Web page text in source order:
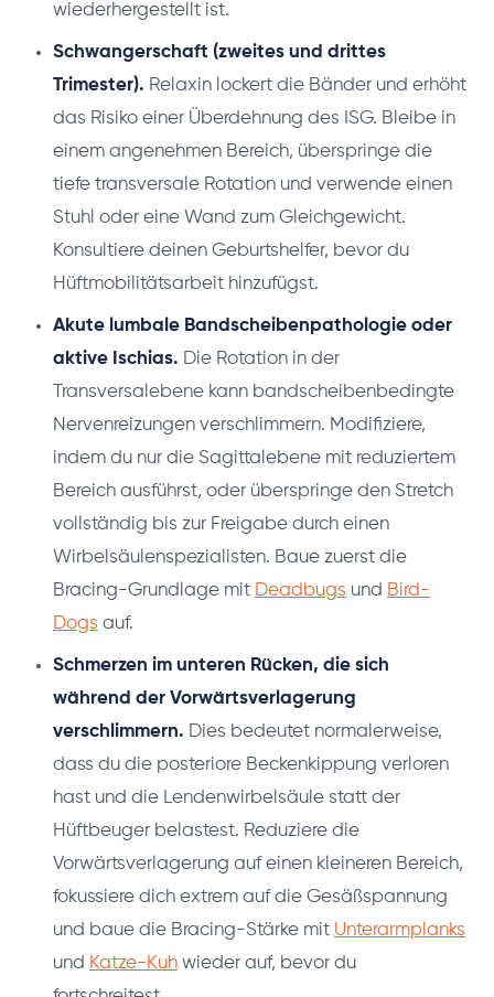
wiederhergestellt ist.
Schwangerschaft (zweites und drittes
Trimester). Relaxin lockert die Bänder und erhöht
das Risiko einer Überdehnung des ISG. Bleibe in
einem angenehmen Bereich, überspringe die
tiefe transversale Rotation und verwende einen
Stuhl oder eine Wand zum Gleichgewicht.
Konsultiere deinen Geburtshelfer, bevor du
Hüftmobilitätsarbeit hinzufügst.
Akute lumbale Bandscheibenpathologie oder
aktive Ischias. Die Rotation in der
Transversalebene kann bandscheibenbedingte
Nervenreizungen verschlimmern. Modifiziere,
indem du nur die Sagittalebene mit reduziertem
Bereich ausführst, oder überspringe den Stretch
vollständig bis zur Freigabe durch einen
Wirbelsäulenspezialisten. Baue zuerst die
Bracing-Grundlage mit Deadbugs und Bird-
Dogs auf.
Schmerzen im unteren Rücken, die sich
während der Vorwärtsverlagerung
verschlimmern. Dies bedeutet normalerweise,
dass du die posteriore Beckenkippung verloren
hast und die Lendenwirbelsäule statt der
Hüftbeuger belastest. Reduziere die
Vorwärtsverlagerung auf einen kleineren Bereich,
fokussiere dich extrem auf die Gesäßspannung
und baue die Bracing-Stärke mit Unterarmplanks
und Katze-Kuh wieder auf, bevor du